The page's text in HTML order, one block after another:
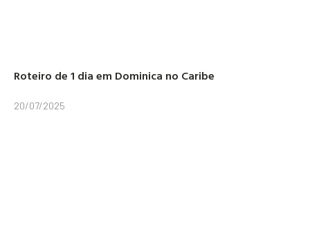
Roteiro de 1 dia em Dominica no Caribe
20/07/2025